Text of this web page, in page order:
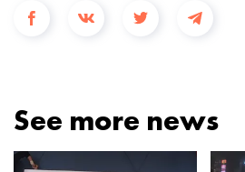
See more news